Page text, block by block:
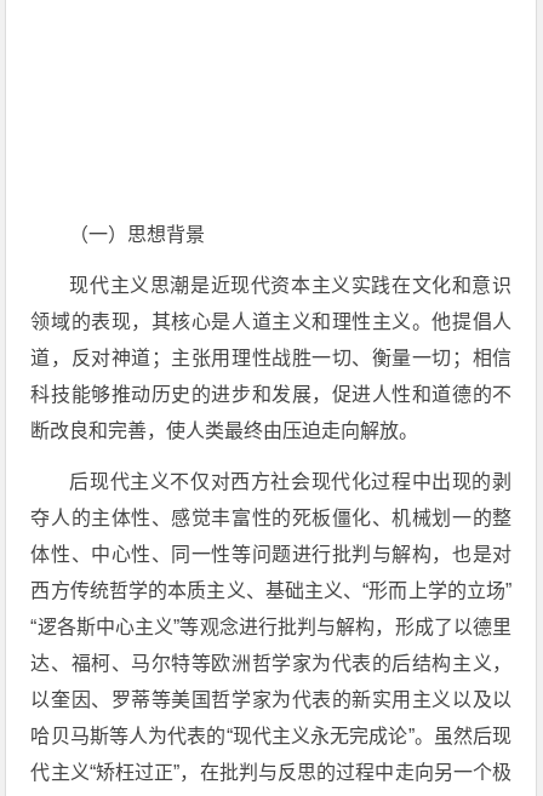
（一）思想背景
现代主义思潮是近现代资本主义实践在文化和意识
领域的表现，其核心是人道主义和理性主义。他提倡人
道，反对神道；主张用理性战胜一切、衡量一切；相信
科技能够推动历史的进步和发展，促进人性和道德的不
断改良和完善，使人类最终由压迫走向解放。
后现代主义不仅对西方社会现代化过程中出现的剥
夺人的主体性、感觉丰富性的死板僵化、机械划一的整
体性、中心性、同一性等问题进行批判与解构，也是对
西方传统哲学的本质主义、基础主义、“形而上学的立场”
“逻各斯中心主义”等观念进行批判与解构，形成了以德里
达、福柯、马尔特等欧洲哲学家为代表的后结构主义，
以奎因、罗蒂等美国哲学家为代表的新实用主义以及以
哈贝马斯等人为代表的“现代主义永无完成论”。虽然后现
代主义“矫枉过正”，在批判与反思的过程中走向另一个极